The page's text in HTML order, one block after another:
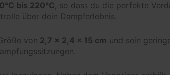
bis 220°C, so dass du die perfekte
über dein Dampferlebnis.
von 2,7 x 2,4 x 15 cm und sein